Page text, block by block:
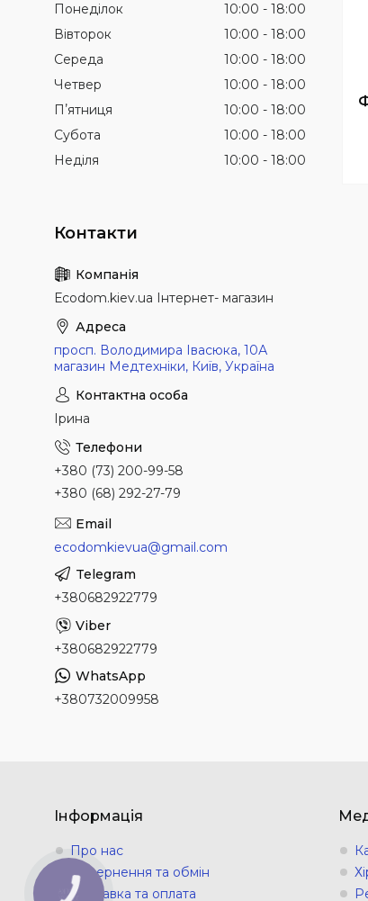
Понеділок 10:00
18:00
Вівторок
10:00
18:00
Середа
10:00
18:00
Четвер
10:00
18:00
Пʼятниця
10:00
18:00
Субота
10:00
18:00
Неділя
10:00 18:00
Еcodom.kiev.ua Інтернет- магазин
просп. Володимира Івасюка, 10А
магазин Медтехніки, Київ, Україна
Ірина
+380 (73) 200-99-58
+380 (68) 292-27-79
ecodomkievua@gmail.com
+380682922779
+380682922779
+380732009958
Інформація
Про нас
Повернення та обмін
Доставка та оплата
КНОПКА
ЗВ'ЯЗКУ